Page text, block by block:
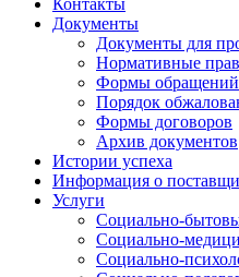
Контакты
Документы
Документы для
Нормативные
Формы обращений
Порядок
Формы договоров
Архив документов
Истории успеха
Информация о
Услуги
Социально-
Социально-
Социально-